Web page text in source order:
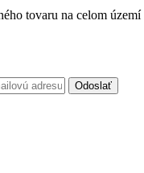
tovaru na celom území
Odoslať